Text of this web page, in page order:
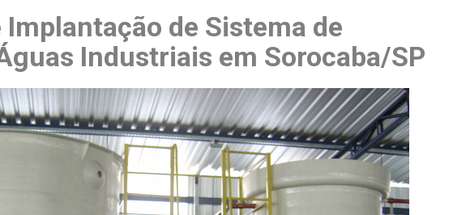
de Sistema de
Industriais em Sorocaba/SP